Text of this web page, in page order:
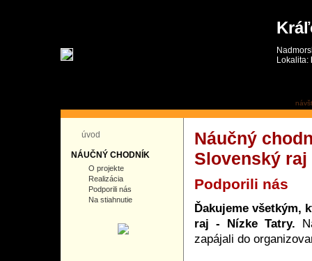
Lokalita:
úvod
NÁUČNÝ CHODNÍK
O projekte
Realizácia
Podporili nás
Na stiahnutie
Náučný
Slovenský raj
Podporili nás
Ďakujeme všetkým,
raj - Nízke Tatry.
zapájali do